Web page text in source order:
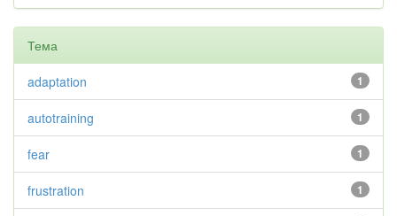
Тема
1
adaptation
1
autotraining
1
fear
1
frustration